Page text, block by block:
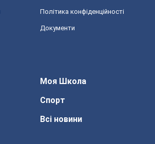
Політика конфіденційності
Документи
Моя Школа
Спорт
Всі новини